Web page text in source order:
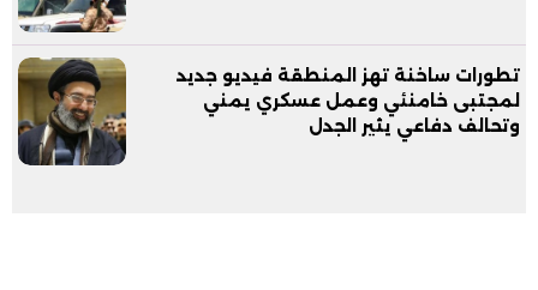
تطورات ساخنة تهز المنطقة فيديو جديد
لمجتبى خامنئي وعمل عسكري يمني
وتحالف دفاعي يثير الجدل